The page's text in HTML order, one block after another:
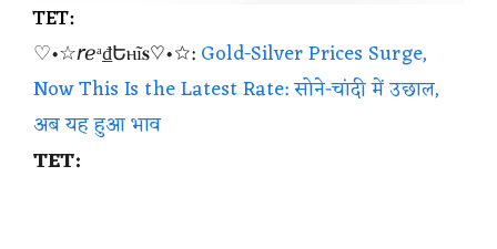
TET:
♡•☆𝘳ℯᵃ₫Եⲏĩ𝐬♡•☆:Gold-Silver Prices Surge,
Now This Is the Latest Rate: सोने-चांदी में उछाल,
अब यह हुआ भाव
TET: